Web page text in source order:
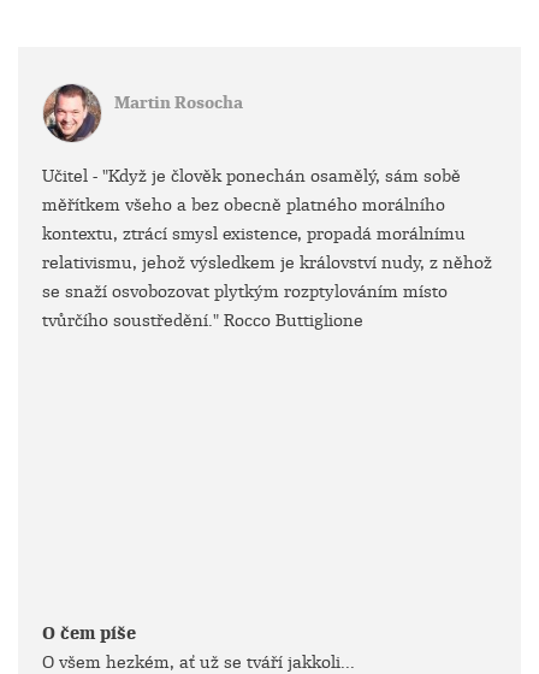
Martin Rosocha
Učitel - "Když je člověk ponechán osamělý, sám sobě
měřítkem všeho a bez obecně platného morálního
kontextu, ztrácí smysl existence, propadá morálnímu
relativismu, jehož výsledkem je království nudy, z něhož
se snaží osvobozovat plytkým rozptylováním místo
tvůrčího soustředění." Rocco Buttiglione
O čem píše
O všem hezkém, ať už se tváří jakkoli...